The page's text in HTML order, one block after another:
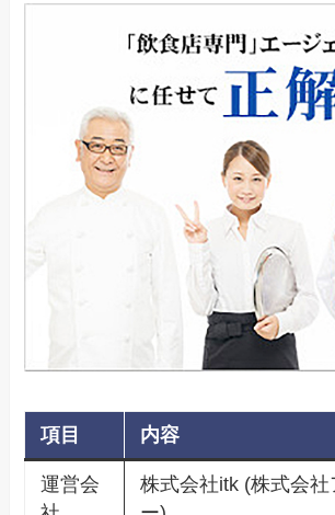
項目 内容
運営会
株式会社itk (株式会